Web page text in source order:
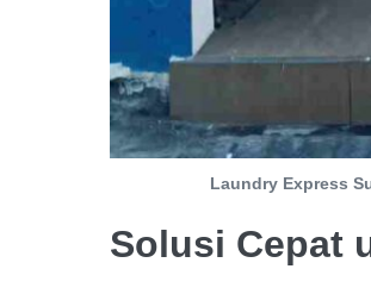
Laundry Express
Solusi Cepat